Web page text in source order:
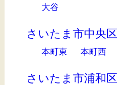
大谷
さいたま市中央区
本町東 本町西
さいたま市浦和区